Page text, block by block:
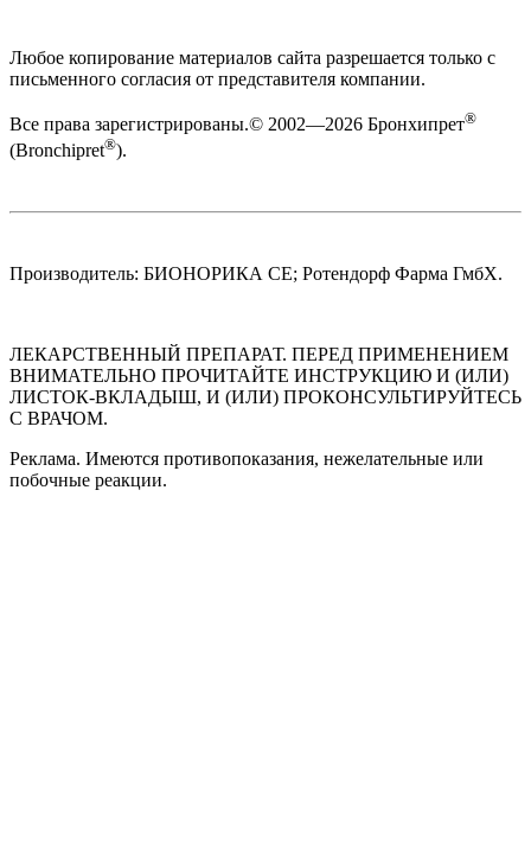
Любое копирование материалов сайта разрешается только с
письменного согласия от представителя компании.
Все права зарегистрированы.© 2002—2026 Бронхипрет®
(Bronchipret®).
Производитель: БИОНОРИКА СЕ; Ротендорф Фарма ГмбХ.
ЛЕКАРСТВЕННЫЙ ПРЕПАРАТ. ПЕРЕД ПРИМЕНЕНИЕМ
ВНИМАТЕЛЬНО ПРОЧИТАЙТЕ ИНСТРУКЦИЮ И (ИЛИ)
ЛИСТОК-ВКЛАДЫШ, И (ИЛИ) ПРОКОНСУЛЬТИРУЙТЕСЬ
С ВРАЧОМ.
Реклама. Имеются противопоказания, нежелательные или
побочные реакции.